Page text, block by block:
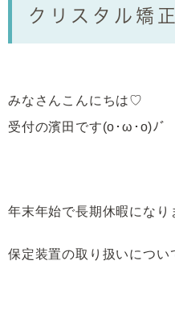
クリスタル矯
みなさんこんにちは♡
受付の濱田です(o･ω･o)ﾉﾞ
年末年始で長期休暇になり
保定装置の取り扱いについ